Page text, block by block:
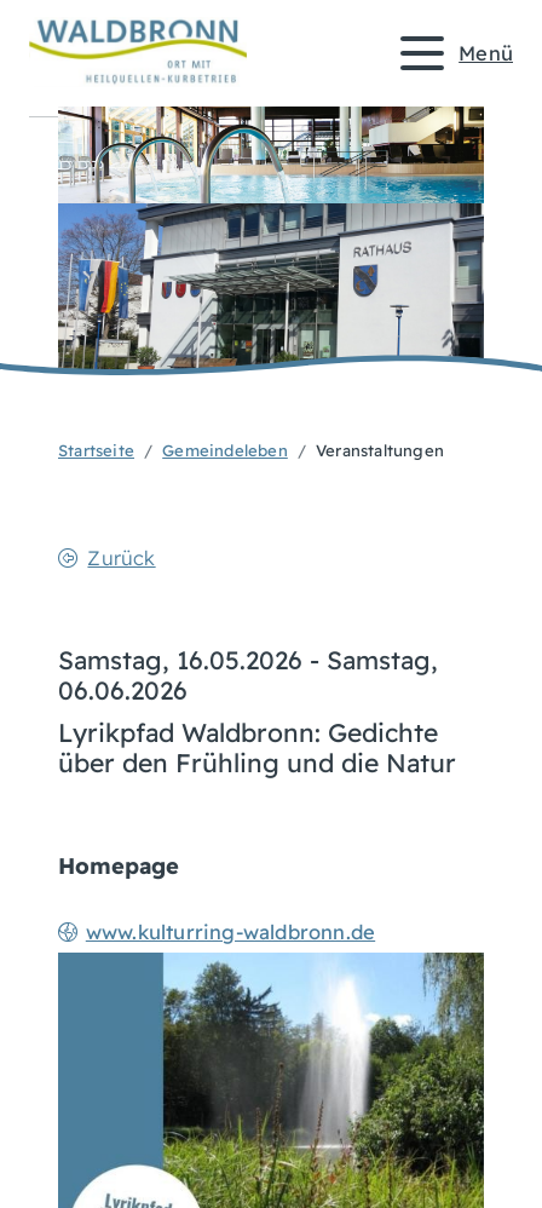
Menü
Startseite Gemeindeleben Veranstaltungen
Zurück
Samstag, 16.05.2026 - Samstag,
06.06.2026
Lyrikpfad Waldbronn: Gedichte
über den Frühling und die Natur
Homepage
www.kulturring-waldbronn.de